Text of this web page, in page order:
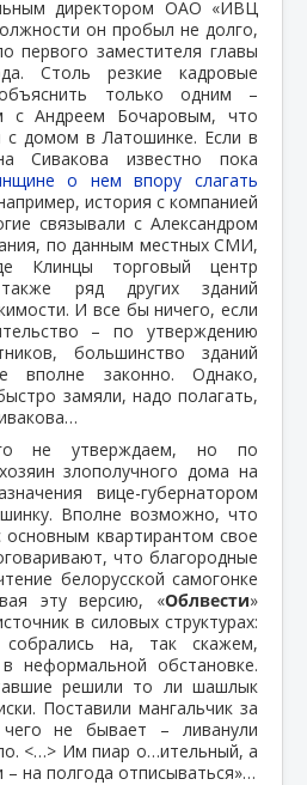
директором ОАО «ИВЦ
он пробыл не долго,
первого заместителя главы
Столь резкие кадровые
только одним –
с Андреем Бочаровым, что
с домом в Латошинке. Если в
Сивакова известно пока
о нем впору слагать
история с компанией
связывали с Александром
по данным местных СМИ,
Клинцы торговый центр
ряд других зданий
И все бы ничего, если
– по утверждению
большинство зданий
вполне законно. Однако,
замяли, надо полагать,
не утверждаем, но по
злополучного дома на
вице-губернатором
Вполне возможно, что
квартирантом свое
что благородные
белорусской самогонке
эту версию, «Облвести»
в силовых структурах:
на, так скажем,
неформальной обстановке.
решили то ли шашлык
Поставили мангальчик за
не бывает – ливанули
<…> Им пиар о…ительный, а
– на полгода отписываться»…